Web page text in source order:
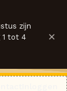
zijn
1 tot 4
×